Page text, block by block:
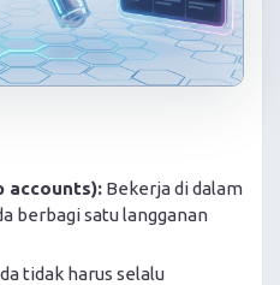
accounts):Bekerja di dalam
berbagi satu langganan
tidak harus selalu